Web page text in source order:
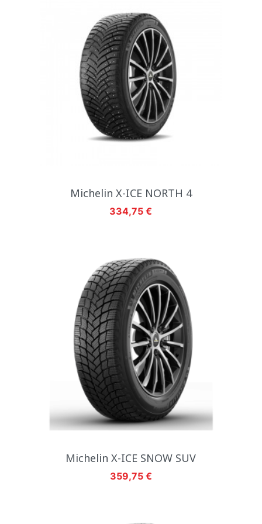
Michelin X-ICE NORTH 4
Hinta
334,75 €
Michelin X-ICE SNOW SUV
Hinta
359,75 €